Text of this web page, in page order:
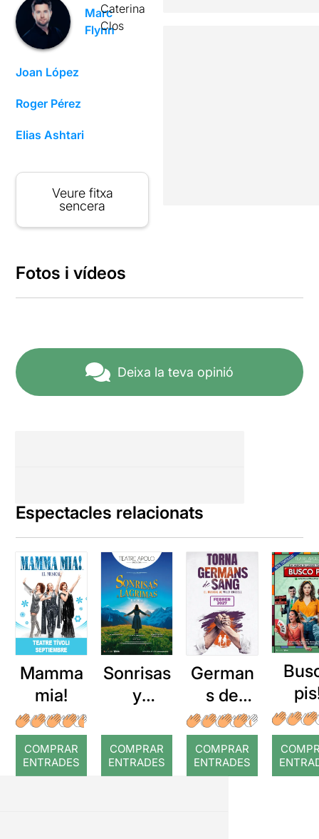
Marc
Flynn
Joan López
Roger Pérez
Elias Ashtari
Caterina
Clos
Veure fitxa
sencera
Fotos i vídeos
Deixa la teva opinió
Espectacles relacionats
Mamma
mia!
COMPRAR
ENTRADES
Sonrisas
y
COMPRAR
ENTRADES
German
s de
sang
COMPRAR
ENTRADES